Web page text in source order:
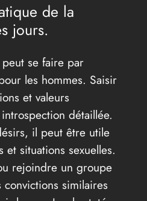
de la
jours.
se faire par
les hommes. Saisir
et valeurs
détaillée.
il peut être utile
et situations sexuelles.
rejoindre un groupe
similaires